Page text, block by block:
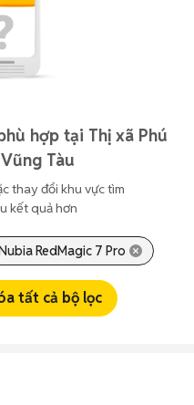
hợp tại Thị xã Phú
Tàu
thay đổi khu vực tìm
kết quả hơn
RedMagic 7 Pro
tất cả bộ lọc